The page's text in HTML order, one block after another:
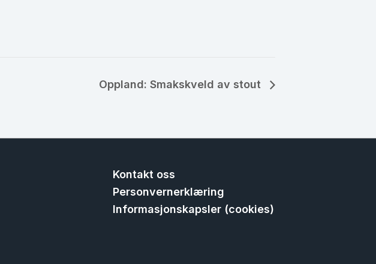
Oppland: Smakskveld av stout
Kontakt oss
Personvernerklæring
Informasjonskapsler (cookies)